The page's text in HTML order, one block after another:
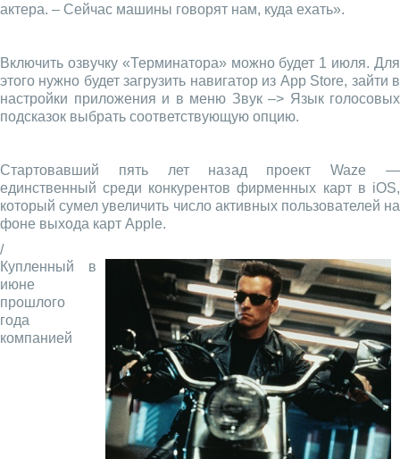
актера. – Сейчас машины говорят нам, куда ехать».
Включить озвучку «Терминатора» можно будет 1 июля. Для
этого нужно будет загрузить навигатор из App Store, зайти в
настройки приложения и в меню Звук –> Язык голосовых
подсказок выбрать соответствующую опцию.
Стартовавший пять лет назад проект Waze —
единственный среди конкурентов фирменных карт в iOS,
который сумел увеличить число активных пользователей на
фоне выхода карт Apple.
/
Купленный в
июне
прошлого
года
компанией